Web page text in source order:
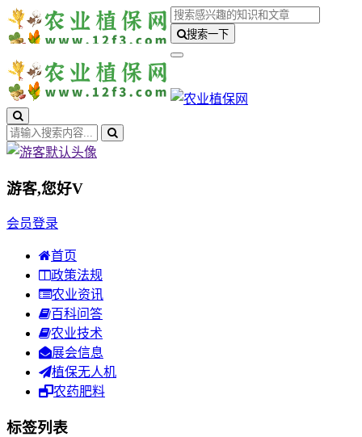
搜索一下
游客,您好V
会员登录
首页
政策法规
农业资讯
百科问答
农业技术
展会信息
植保无人机
农药肥料
标签列表